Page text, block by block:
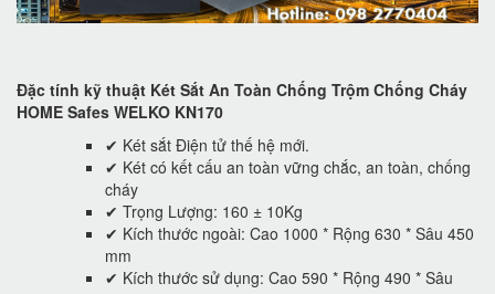
Đặc tính kỹ thuật Két Sắt An Toàn Chống Trộm Chống Cháy
HOME Safes WELKO KN170
✔ Két sắt Điện tử thế hệ mới.
✔ Két có kết cấu an toàn vững chắc, an toàn, chống
cháy
✔ Trọng Lượng: 160 ± 10Kg
✔ Kích thước ngoài: Cao 1000 * Rộng 630 * Sâu 450
mm
✔ Kích thước sử dụng: Cao 590 * Rộng 490 * Sâu